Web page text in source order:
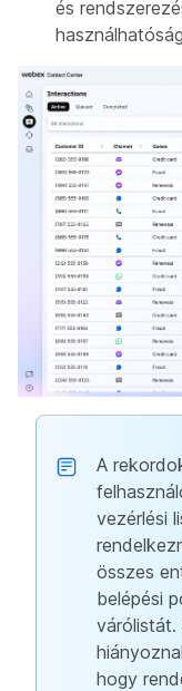
és
A
vezérlési
összes
belépési
hogy